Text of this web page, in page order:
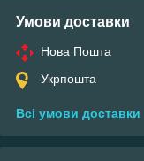
Умови доставки
Нова Пошта
Укрпошта
Всі умови доставки